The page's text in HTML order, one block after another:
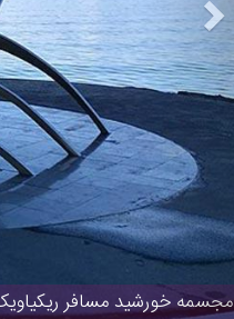
مجسمه خورشید مسافر